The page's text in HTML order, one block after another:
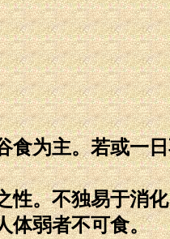
食为主。若或一
性。不独易于消
体弱者不可食。